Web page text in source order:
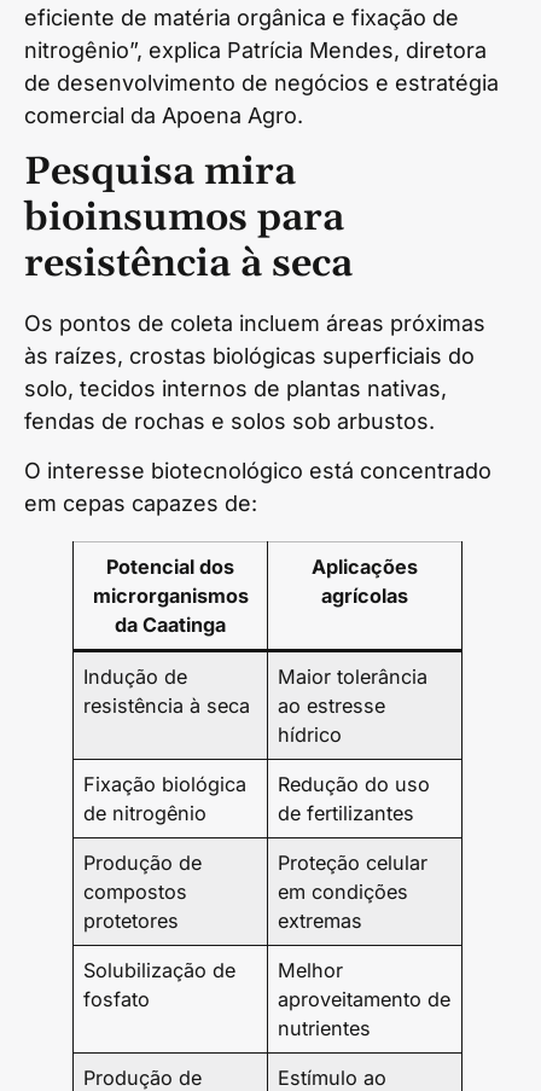
eficiente de matéria orgânica e fixação de
nitrogênio”, explica Patrícia Mendes, diretora
de desenvolvimento de negócios e estratégia
comercial da Apoena Agro.
Pesquisa mira
bioinsumos para
resistência à seca
Os pontos de coleta incluem áreas próximas
às raízes, crostas biológicas superficiais do
solo, tecidos internos de plantas nativas,
fendas de rochas e solos sob arbustos.
O interesse biotecnológico está concentrado
em cepas capazes de:
Potencial dos
microrganismos
da Caatinga
Aplicações
agrícolas
Indução de
resistência à seca
Maior tolerância
ao estresse
hídrico
Fixação biológica
de nitrogênio
Redução do uso
de fertilizantes
Produção de
compostos
protetores
Proteção celular
em condições
extremas
Solubilização de
fosfato
Melhor
aproveitamento de
nutrientes
Produção de
Estímulo ao